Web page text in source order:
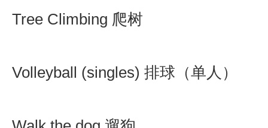
Tree Climbing 爬树
Volleyball (singles) 排球（单人）